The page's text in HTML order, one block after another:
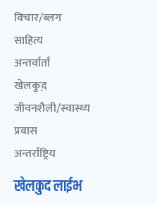
विचार/ब्लग
साहित्य
अन्तर्वार्ता
खेलकुद़़
जीवनशैली/स्वास्थ्य
प्रवास
अन्तर्राष्ट्रिय
खेलकुद लाईभ